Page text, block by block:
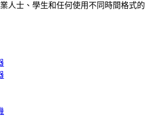
人士、學生和任何使用不同時間格式的